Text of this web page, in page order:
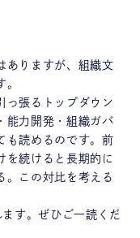
ありますが、組織文
。
っ張るトップダウン
能力開発・組織ガバ
も読めるのです。前
を続けると長期的に
。この対比を考える
す。ぜひご一読くだ